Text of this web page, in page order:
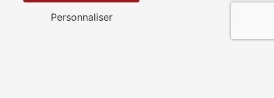
Personnaliser